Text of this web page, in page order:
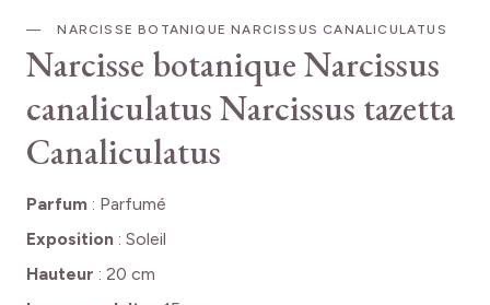
NARCISSE BOTANIQUE NARCISSUS CANALICULATUS
Narcisse botanique Narcissus
canaliculatusNarcissus tazetta
Canaliculatus
Parfum : Parfumé
Exposition : Soleil
Hauteur : 20 cm